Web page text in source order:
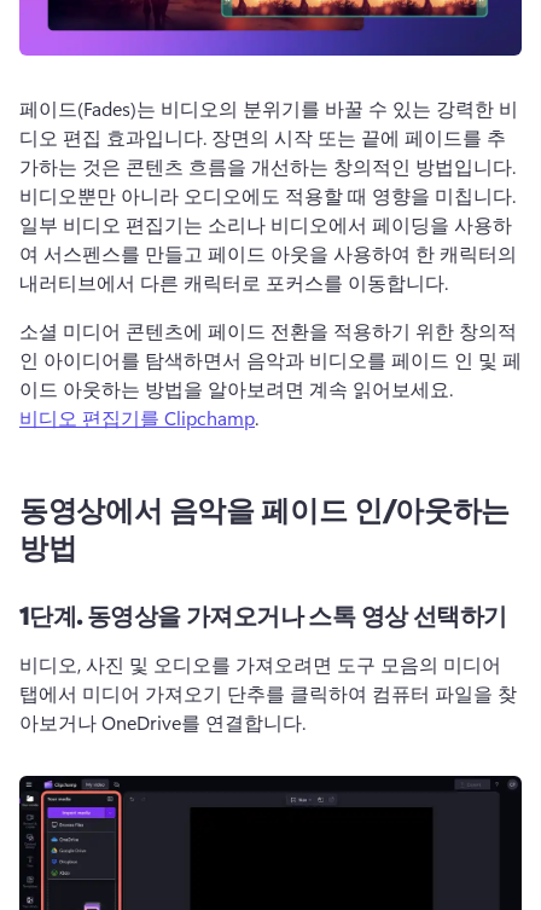
페이드(Fades)는 비디오의 분위기를 바꿀 수 있는 강력한 비
디오 편집 효과입니다. 장면의 시작 또는 끝에 페이드를 추
일부 비디오 편집기는 소리나 비디오에서 페이딩을 사용하
여 서스펜스를 만들고 페이드 아웃을 사용하여 한 캐릭터의
내러티브에서 다른 캐릭터로 포커스를 이동합니다.
소셜 미디어 콘텐츠에 페이드 전환을 적용하기 위한 창의적
인 아이디어를 탐색하면서 음악과 비디오를 페이드 인 및 페
이드 아웃하는 방법을 알아보려면 계속 읽어보세요.
비디오 편집기를 Clipchamp.
동영상에서 음악을 페이드 인/아웃하는
방법
1단계.동영상을 가져오거나 스톡 영상 선택하기
비디오, 사진 및 오디오를 가져오려면 도구 모음의 미디어
탭에서 미디어 가져오기 단추를 클릭하여 컴퓨터 파일을 찾
아보거나 OneDrive를 연결합니다.